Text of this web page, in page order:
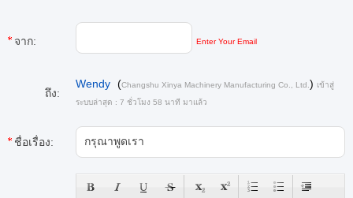
จาก: Enter Your Email
ถึง:
Wendy (Changshu Xinya Machinery Manufacturing Co., Ltd. ) เข้าสู่
ระบบล่าสุด : 7 ชั่วโมง 58 นาที มาแล้ว
ชื่อเรื่อง: